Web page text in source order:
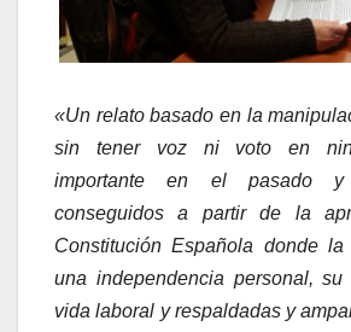
«Un relato basado en la
sin tener voz ni voto en
importante en el pasado
conseguidos a partir de la
Constitución Española donde
una independencia personal,
vida laboral y respaldadas y